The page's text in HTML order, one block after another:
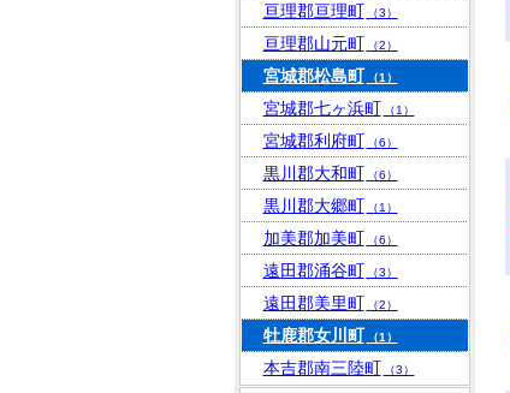
亘理郡亘理町 （3）
亘理郡山元町 （2）
宮城郡松島町 （1）
宮城郡七ヶ浜町 （1）
宮城郡利府町 （6）
黒川郡大和町 （6）
黒川郡大郷町 （1）
加美郡加美町 （6）
遠田郡涌谷町 （3）
遠田郡美里町 （2）
牡鹿郡女川町 （1）
本吉郡南三陸町 （3）